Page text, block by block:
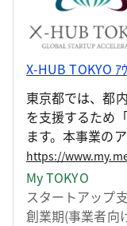
X-HUB TOKYO ｱ
東京都では、都
を支援するため
ます。本事業の
外アクセラレー
に加え、海外の
トや展示会への
グラムを提供し
My TOKYO
スタートアップ
創業期(事業者向